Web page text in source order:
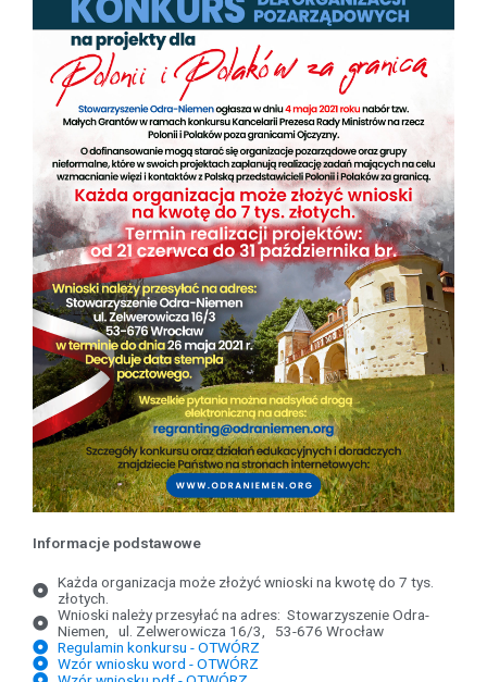
Informacje podstawowe
Każda organizacja może złożyć wnioski na kwotę do 7 tys.
złotych.
Wnioski należy przesyłać na adres: Stowarzyszenie Odra-
Niemen, ul. Zelwerowicza 16/3, 53-676 Wrocław
Regulamin konkursu - OTWÓRZ
Wzór wniosku word - OTWÓRZ